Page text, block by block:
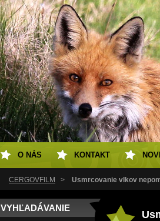
ČERGOVFILM > Usmrcovanie vlkov
VYHĽADÁVANIE
O NÁS KONTAKT